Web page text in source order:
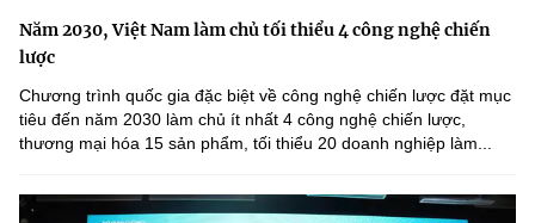
Năm 2030, Việt Nam làm chủ tối thiểu 4 công nghệ chiến
lược
Chương trình quốc gia đặc biệt về công nghệ chiến lược đặt mục
tiêu đến năm 2030 làm chủ ít nhất 4 công nghệ chiến lược,
thương mại hóa 15 sản phẩm, tối thiểu 20 doanh nghiệp làm...